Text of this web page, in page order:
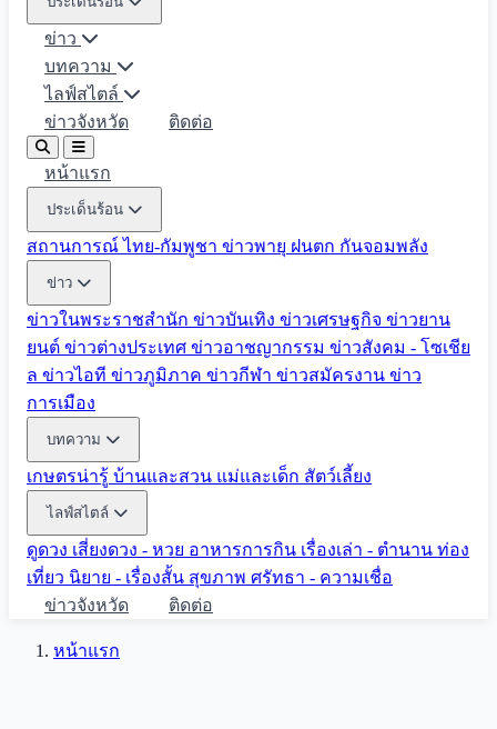
ข่าว
บทความ
ไลฟ์สไตล์
ข่าวจังหวัด
ติดต่อ
หน้าแรก
ประเด็นร้อน
สถานการณ์ ไทย-กัมพูชา ข่าวพายุ ฝนตก กันจอมพลัง
ข่าว
ข่าวในพระราชสำนัก ข่าวบันเทิง ข่าวเศรษฐกิจ ข่าวยาน
ยนต์ ข่าวต่างประเทศ ข่าวอาชญากรรม ข่าวสังคม - โซเชีย
ล ข่าวไอที ข่าวภูมิภาค ข่าวกีฬา ข่าวสมัครงาน ข่าว
การเมือง
บทความ
เกษตรน่ารู้ บ้านและสวน แม่และเด็ก สัตว์เลี้ยง
ไลฟ์สไตล์
ดูดวง เสี่ยงดวง - หวย อาหารการกิน เรื่องเล่า - ตำนาน ท่อง
เที่ยว นิยาย - เรื่องสั้น สุขภาพ ศรัทธา - ความเชื่อ
ข่าวจังหวัด
ติดต่อ
หน้าแรก